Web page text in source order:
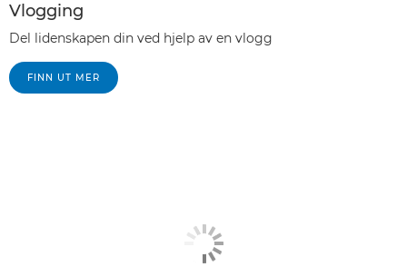
Vlogging
Del lidenskapen din ved hjelp av en vlogg
FINN UT MER